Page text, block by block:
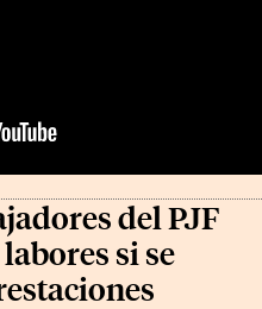
del PJF
si se